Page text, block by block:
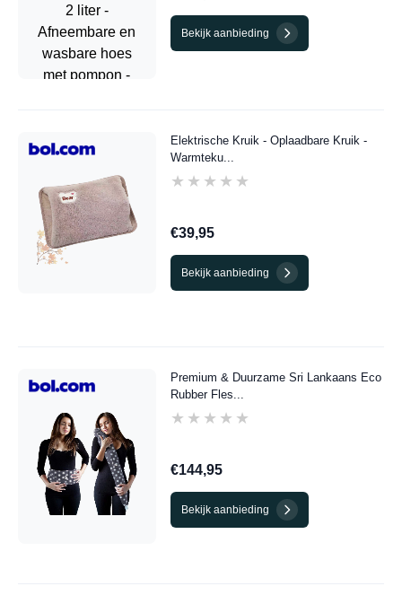
Bekijk aanbieding
Elektrische Kruik - Oplaadbare Kruik -
Warmteku...
★★★★★
★★★★★
€39,95
Bekijk aanbieding
Premium & Duurzame Sri Lankaans Eco
Rubber Fles...
★★★★★
★★★★★
€144,95
Bekijk aanbieding